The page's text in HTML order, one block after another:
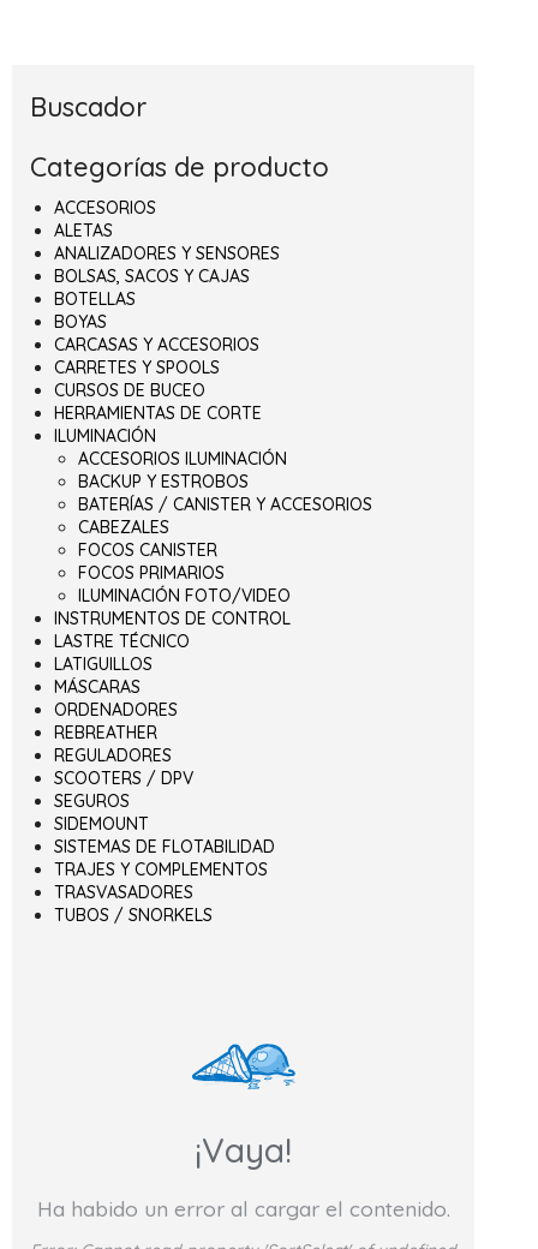
Buscador
Categorías de producto
ACCESORIOS
ALETAS
ANALIZADORES Y SENSORES
BOLSAS, SACOS Y CAJAS
BOTELLAS
BOYAS
CARCASAS Y ACCESORIOS
CARRETES Y SPOOLS
CURSOS DE BUCEO
HERRAMIENTAS DE CORTE
ILUMINACIÓN
ACCESORIOS ILUMINACIÓN
BACKUP Y ESTROBOS
BATERÍAS / CANISTER Y ACCESORIOS
CABEZALES
FOCOS CANISTER
FOCOS PRIMARIOS
ILUMINACIÓN FOTO/VIDEO
INSTRUMENTOS DE CONTROL
LASTRE TÉCNICO
LATIGUILLOS
MÁSCARAS
ORDENADORES
REBREATHER
REGULADORES
SCOOTERS / DPV
SEGUROS
SIDEMOUNT
SISTEMAS DE FLOTABILIDAD
TRAJES Y COMPLEMENTOS
TRASVASADORES
TUBOS / SNORKELS
¡Vaya!
Ha habido un error al cargar el contenido.